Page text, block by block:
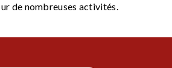
de nombreuses activités.